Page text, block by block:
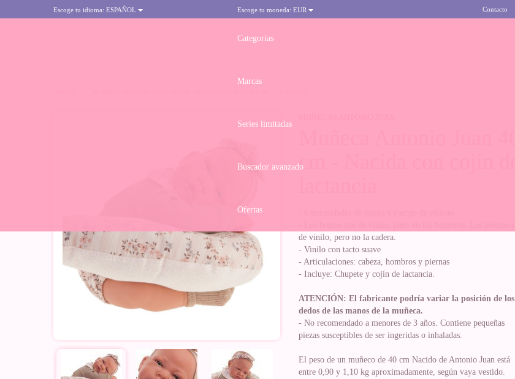
Escoge tu idioma: ESPAÑOL Escoge tu moneda: EUR Contacto
Categorías
Marcas
Series limitadas
Buscador avanzado
Ofertas
cm - Nacida con cojín de
de vinilo, pero no la cadera.
- Vinilo con tacto suave
- Articulaciones: cabeza, hombros y piernas
- Incluye: Chupete y cojín de lactancia.
ATENCIÓN: El fabricante podría variar la posición de los
dedos de las manos de la muñeca.
- No recomendado a menores de 3 años. Contiene pequeñas
piezas susceptibles de ser ingeridas o inhaladas.
El peso de un muñeco de 40 cm Nacido de Antonio Juan está
entre 0,90 y 1,10 kg aproximadamente, según vaya vestido.